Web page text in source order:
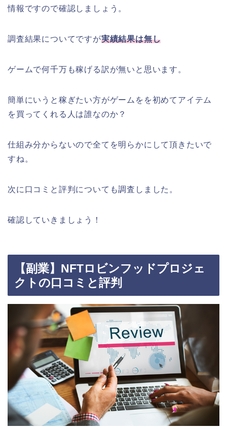
情報ですので確認しましょう。
調査結果についてですが実績結果は無し
ゲームで何千万も稼げる訳が無いと思います。
簡単にいうと稼ぎたい方がゲームをを初めてアイテム
を買ってくれる人は誰なのか？
仕組み分からないので全てを明らかにして頂きたいで
すね。
次に口コミと評判についても調査しました。
確認していきましょう！
【副業】NFTロビンフッドプロジェ
クトの口コミと評判